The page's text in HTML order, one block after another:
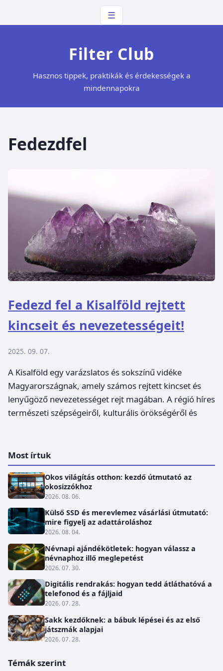
☰
Filter Club
Hasznos tippek, praktikák és érdekességek a
mindennapokra
Fedezdfel
Fedezd fel a Kisalföld rejtett
kincseit és nevezetességeit!
2025. 09. 07.
A Kisalföld egy varázslatos és sokszínű vidéke
Magyarországnak, amely számos rejtett kincset és
lenyűgöző nevezetességet rejt magában. A régió híres
természeti szépségeiről, kulturális örökségéről és
Most írtuk
Okos világítás otthon: kezdő útmutató az
okosizzókhoz
2026. 08. 06.
Külső SSD és merevlemez vásárlási útmutató:
mire figyelj az adattároláshoz
2026. 08. 04.
Névnapi ajándékötletek: hogyan válassz a
névnaphoz illő meglepetést
2026. 07. 30.
Digitális rendrakás: hogyan tedd átláthatóvá a
telefonod és a fájljaid
2026. 07. 28.
Sakk kezdőknek: a bábuk lépései és az első
játszmák alapjai
2026. 07. 28.
Témák szerint